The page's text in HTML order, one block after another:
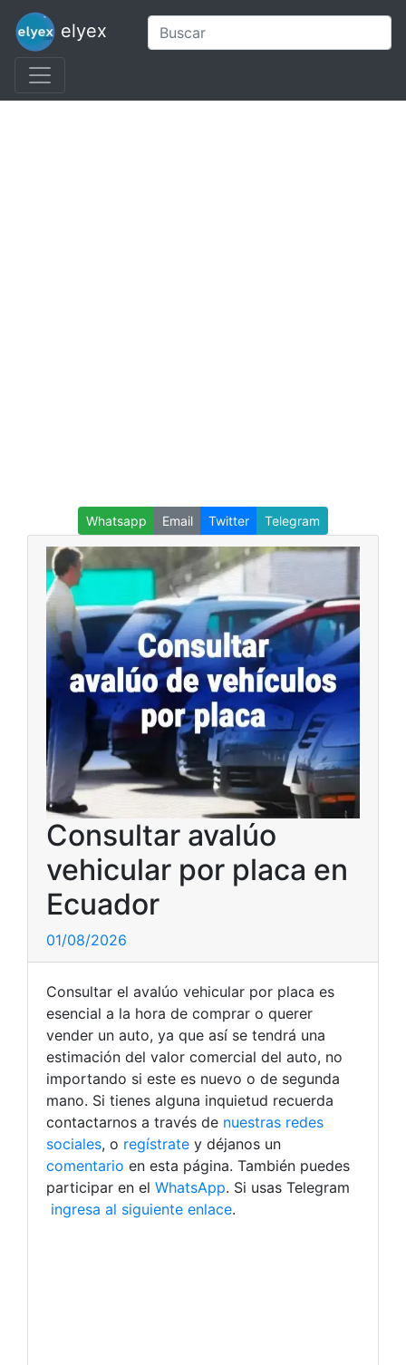
elyex
Whatsapp Email Twitter Telegram
Consultar avalúo
vehicular por placa en
Ecuador
01/08/2026
Consultar el avalúo vehicular por placa es
esencial a la hora de comprar o querer
vender un auto, ya que así se tendrá una
estimación del valor comercial del auto, no
importando si este es nuevo o de segunda
mano. Si tienes alguna inquietud recuerda
contactarnos a través de nuestras redes
sociales, o regístrate y déjanos un
comentario en esta página. También puedes
participar en el WhatsApp. Si usas Telegram
ingresa al siguiente enlace.